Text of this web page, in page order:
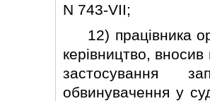
N 743-VII;
12) працiвника
керiвництво,
застосування
обвинувачення у